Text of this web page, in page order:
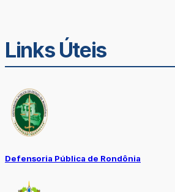
Links Úteis
Defensoria Pública de Rondônia